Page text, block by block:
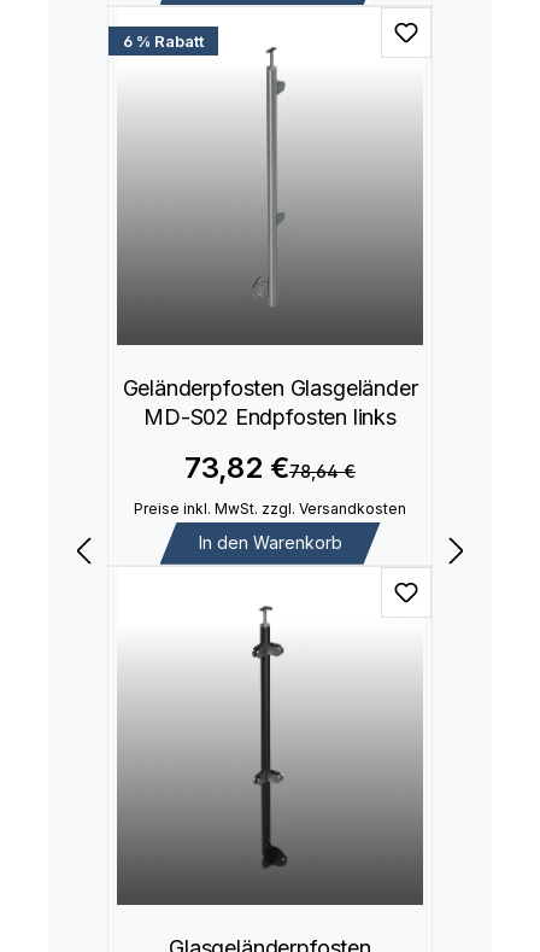
6 % Rabatt
Geländerpfosten Glasgeländer
MD-S02 Endpfosten links
73,82 €78,64 €
Preise inkl. MwSt. zzgl. Versandkosten
In den Warenkorb